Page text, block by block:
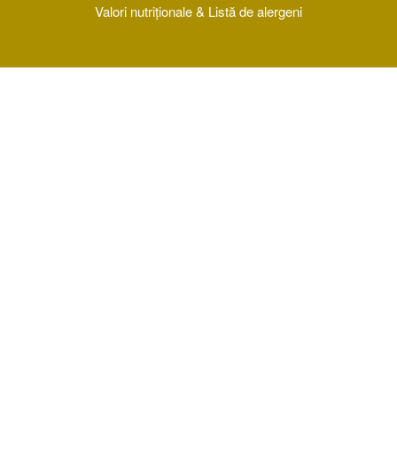
Valori nutriționale & Listă de alergeni